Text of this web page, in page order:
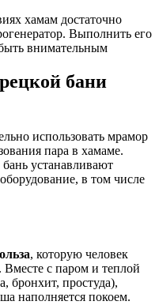
хамам достаточно
Выполнить его
внимательным
бани
использовать мрамор
пара в хамаме.
устанавливают
в том числе
, которую человек
Вместе с паром и теплой
бронхит, простуда),
наполняется покоем.